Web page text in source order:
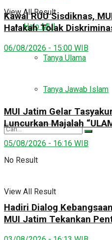
View All Result
Halo MUI
Tanya Ulama
Tanya Jawab Islam
No Result
View All Result
Kawal RUU Sisdiknas,
Halakah Tolak
06/08/2026 - 15:00 WIB
MUI Jatim Gelar
Luncurkan Majalah
05/08/2026 - 16:16 WIB
Hadiri Dialog
MUI Jatim Tekankan